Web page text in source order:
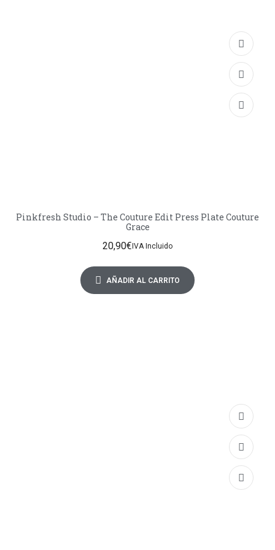
Pinkfresh Studio – The Couture Edit Press Plate Couture
Grace
20,90€ IVA Incluido
AÑADIR AL CARRITO